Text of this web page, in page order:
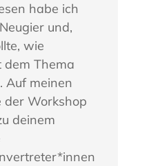
habe ich
und,
wie
dem Thema
Auf meinen
Workshop
deinem